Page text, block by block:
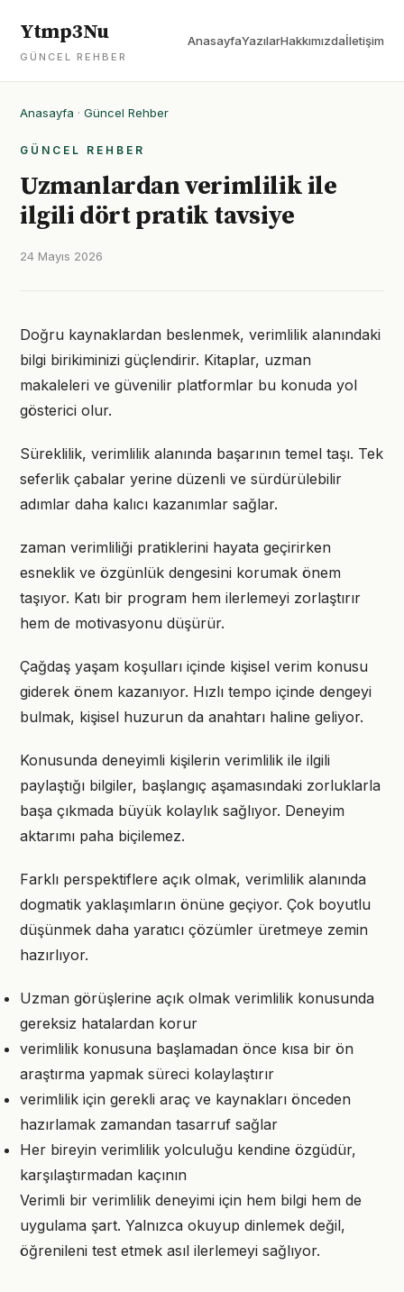
Ytmp3Nu
GÜNCEL REHBER
AnasayfaYazılarHakkımızdaİletişim
Anasayfa · Güncel Rehber
GÜNCEL REHBER
Uzmanlardan verimlilik ile
ilgili dört pratik tavsiye
24 Mayıs 2026
Doğru kaynaklardan beslenmek, verimlilik alanındaki
bilgi birikiminizi güçlendirir. Kitaplar, uzman
makaleleri ve güvenilir platformlar bu konuda yol
gösterici olur.
Süreklilik, verimlilik alanında başarının temel taşı. Tek
seferlik çabalar yerine düzenli ve sürdürülebilir
adımlar daha kalıcı kazanımlar sağlar.
zaman verimliliği pratiklerini hayata geçirirken
esneklik ve özgünlük dengesini korumak önem
taşıyor. Katı bir program hem ilerlemeyi zorlaştırır
hem de motivasyonu düşürür.
Çağdaş yaşam koşulları içinde kişisel verim konusu
giderek önem kazanıyor. Hızlı tempo içinde dengeyi
bulmak, kişisel huzurun da anahtarı haline geliyor.
Konusunda deneyimli kişilerin verimlilik ile ilgili
paylaştığı bilgiler, başlangıç aşamasındaki zorluklarla
başa çıkmada büyük kolaylık sağlıyor. Deneyim
aktarımı paha biçilemez.
Farklı perspektiflere açık olmak, verimlilik alanında
dogmatik yaklaşımların önüne geçiyor. Çok boyutlu
düşünmek daha yaratıcı çözümler üretmeye zemin
hazırlıyor.
Uzman görüşlerine açık olmak verimlilik konusunda
gereksiz hatalardan korur
verimlilik konusuna başlamadan önce kısa bir ön
araştırma yapmak süreci kolaylaştırır
verimlilik için gerekli araç ve kaynakları önceden
hazırlamak zamandan tasarruf sağlar
Her bireyin verimlilik yolculuğu kendine özgüdür,
karşılaştırmadan kaçının
Verimli bir verimlilik deneyimi için hem bilgi hem de
uygulama şart. Yalnızca okuyup dinlemek değil,
öğrenileni test etmek asıl ilerlemeyi sağlıyor.